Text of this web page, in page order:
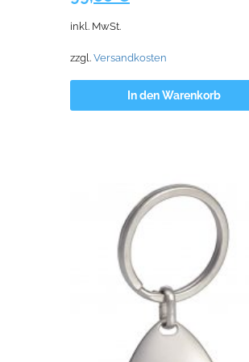
war:
149,00 €99,00 €.
inkl. MwSt.
zzgl. Versandkosten
In den Warenkorb